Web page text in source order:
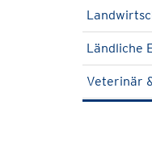
Ländliche
Veterinär